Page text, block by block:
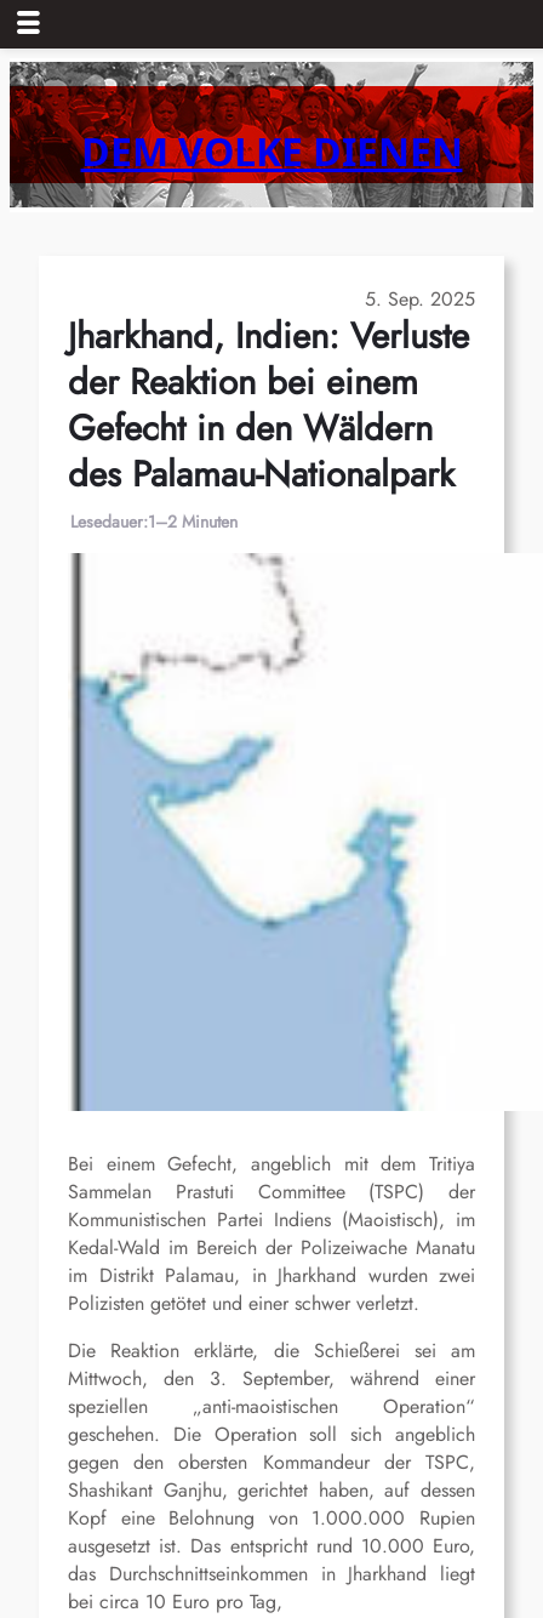
Zum
Inhalt
springenDEM VOLKE DIENEN
5. Sep. 2025
Jharkhand, Indien: Verluste
der Reaktion bei einem
Gefecht in den Wäldern
des Palamau-Nationalpark
Lesedauer:1–2 Minuten
Bei einem Gefecht, angeblich mit dem Tritiya
Sammelan Prastuti Committee (TSPC) der
Kommunistischen Partei Indiens (Maoistisch), im
Kedal-Wald im Bereich der Polizeiwache Manatu
im Distrikt Palamau, in Jharkhand wurden zwei
Polizisten getötet und einer schwer verletzt.
Die Reaktion erklärte, die Schießerei sei am
Mittwoch, den 3. September, während einer
speziellen „anti-maoistischen Operation“
geschehen. Die Operation soll sich angeblich
gegen den obersten Kommandeur der TSPC,
Shashikant Ganjhu, gerichtet haben, auf dessen
Kopf eine Belohnung von 1.000.000 Rupien
ausgesetzt ist. Das entspricht rund 10.000 Euro,
das Durchschnittseinkommen in Jharkhand liegt
bei circa 10 Euro pro Tag,